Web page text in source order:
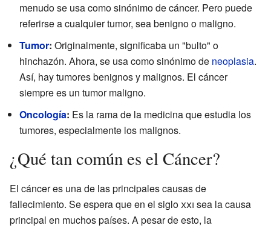
menudo se usa como sinónimo de cáncer. Pero puede
referirse a cualquier tumor, sea benigno o maligno.
Tumor: Originalmente, significaba un "bulto" o
hinchazón. Ahora, se usa como sinónimo de neoplasia.
Así, hay tumores benignos y malignos. El cáncer
siempre es un tumor maligno.
Oncología: Es la rama de la medicina que estudia los
tumores, especialmente los malignos.
¿Qué tan común es el Cáncer?
El cáncer es una de las principales causas de
fallecimiento. Se espera que en el sigloxxi sea la causa
principal en muchos países. A pesar de esto, la